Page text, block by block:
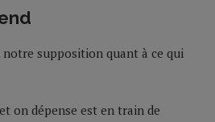
supposition quant à ce qui
on dépense est en train de